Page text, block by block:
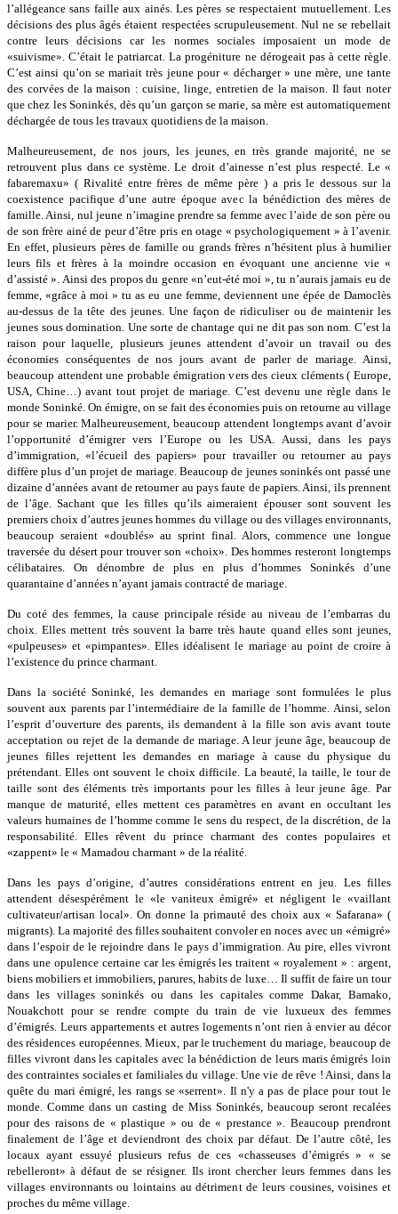
l’allégeance sans faille aux ainés. Les pères se respectaient mutuellement. Les
décisions des plus âgés étaient respectées scrupuleusement. Nul ne se rebellait
contre leurs décisions car les normes sociales imposaient un mode de
«suivisme». C’était le patriarcat. La progéniture ne dérogeait pas à cette règle.
C’est ainsi qu’on se mariait très jeune pour « décharger » une mère, une tante
des corvées de la maison : cuisine, linge, entretien de la maison. Il faut noter
que chez les Soninkés, dès qu’un garçon se marie, sa mère est automatiquement
déchargée de tous les travaux quotidiens de la maison.
Malheureusement, de nos jours, les jeunes, en très grande majorité, ne se
retrouvent plus dans ce système. Le droit d’ainesse n’est plus respecté. Le «
fabaremaxu» ( Rivalité entre frères de même père ) a pris le dessous sur la
coexistence pacifique d’une autre époque avec la bénédiction des mères de
famille. Ainsi, nul jeune n’imagine prendre sa femme avec l’aide de son père ou
de son frère ainé de peur d’être pris en otage « psychologiquement » à l’avenir.
En effet, plusieurs pères de famille ou grands frères n’hésitent plus à humilier
leurs fils et frères à la moindre occasion en évoquant une ancienne vie «
d’assisté ». Ainsi des propos du genre «n’eut-été moi », tu n’aurais jamais eu de
femme, «grâce à moi » tu as eu une femme, deviennent une épée de Damoclès
au-dessus de la tête des jeunes. Une façon de ridiculiser ou de maintenir les
jeunes sous domination. Une sorte de chantage qui ne dit pas son nom. C’est la
raison pour laquelle, plusieurs jeunes attendent d’avoir un travail ou des
économies conséquentes de nos jours avant de parler de mariage. Ainsi,
beaucoup attendent une probable émigration vers des cieux cléments ( Europe,
USA, Chine…) avant tout projet de mariage. C’est devenu une règle dans le
monde Soninké. On émigre, on se fait des économies puis on retourne au village
pour se marier. Malheureusement, beaucoup attendent longtemps avant d’avoir
l’opportunité d’émigrer vers l’Europe ou les USA. Aussi, dans les pays
d’immigration, «l’écueil des papiers» pour travailler ou retourner au pays
diffère plus d’un projet de mariage. Beaucoup de jeunes soninkés ont passé une
dizaine d’années avant de retourner au pays faute de papiers. Ainsi, ils prennent
de l’âge. Sachant que les filles qu’ils aimeraient épouser sont souvent les
premiers choix d’autres jeunes hommes du village ou des villages environnants,
beaucoup seraient «doublés» au sprint final. Alors, commence une longue
traversée du désert pour trouver son «choix». Des hommes resteront longtemps
célibataires. On dénombre de plus en plus d’hommes Soninkés d’une
quarantaine d’années n’ayant jamais contracté de mariage.
Du coté des femmes, la cause principale réside au niveau de l’embarras du
choix. Elles mettent très souvent la barre très haute quand elles sont jeunes,
«pulpeuses» et «pimpantes». Elles idéalisent le mariage au point de croire à
l’existence du prince charmant.
Dans la société Soninké, les demandes en mariage sont formulées le plus
souvent aux parents par l’intermédiaire de la famille de l’homme. Ainsi, selon
l’esprit d’ouverture des parents, ils demandent à la fille son avis avant toute
acceptation ou rejet de la demande de mariage. A leur jeune âge, beaucoup de
jeunes filles rejettent les demandes en mariage à cause du physique du
prétendant. Elles ont souvent le choix difficile. La beauté, la taille, le tour de
taille sont des éléments très importants pour les filles à leur jeune âge. Par
manque de maturité, elles mettent ces paramètres en avant en occultant les
valeurs humaines de l’homme comme le sens du respect, de la discrétion, de la
responsabilité. Elles rêvent du prince charmant des contes populaires et
«zappent» le « Mamadou charmant » de la réalité.
Dans les pays d’origine, d’autres considérations entrent en jeu. Les filles
attendent désespérément le «le vaniteux émigré» et négligent le «vaillant
cultivateur/artisan local». On donne la primauté des choix aux « Safarana» (
migrants). La majorité des filles souhaitent convoler en noces avec un «émigré»
dans l’espoir de le rejoindre dans le pays d’immigration. Au pire, elles vivront
dans une opulence certaine car les émigrés les traitent « royalement » : argent,
biens mobiliers et immobiliers, parures, habits de luxe… Il suffit de faire un tour
dans les villages soninkés ou dans les capitales comme Dakar, Bamako,
Nouakchott pour se rendre compte du train de vie luxueux des femmes
d’émigrés. Leurs appartements et autres logements n’ont rien à envier au décor
des résidences européennes. Mieux, par le truchement du mariage, beaucoup de
filles vivront dans les capitales avec la bénédiction de leurs maris émigrés loin
des contraintes sociales et familiales du village. Une vie de rêve ! Ainsi, dans la
quête du mari émigré, les rangs se «serrent». Il n'y a pas de place pour tout le
monde. Comme dans un casting de Miss Soninkés, beaucoup seront recalées
pour des raisons de « plastique » ou de « prestance ». Beaucoup prendront
finalement de l’âge et deviendront des choix par défaut. De l’autre côté, les
locaux ayant essuyé plusieurs refus de ces «chasseuses d’émigrés » « se
rebelleront» à défaut de se résigner. Ils iront chercher leurs femmes dans les
villages environnants ou lointains au détriment de leurs cousines, voisines et
proches du même village.